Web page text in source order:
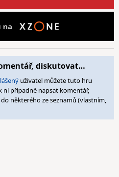
na
diskutovat…
uživatel můžete tuto hru
ní případně napsat komentář,
některého ze seznamů (vlastním,